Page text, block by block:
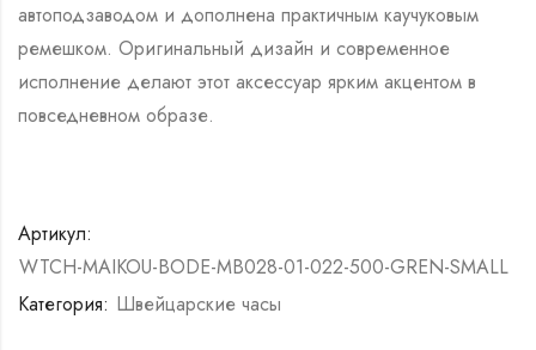
автоподзаводом и дополнена практичным каучуковым
ремешком. Оригинальный дизайн и современное
исполнение делают этот аксессуар ярким акцентом в
повседневном образе.
Артикул:
WTCH-MAIKOU-BODE-MB028-01-022-500-GREN-SMALL
Категория: Швейцарские часы